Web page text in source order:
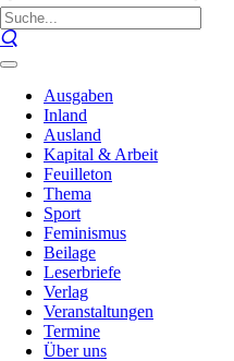
Ausgaben
Inland
Ausland
Kapital & Arbeit
Feuilleton
Thema
Sport
Feminismus
Beilage
Leserbriefe
Verlag
Veranstaltungen
Termine
Über uns